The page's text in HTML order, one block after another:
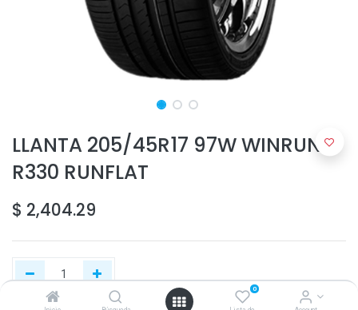
0
LLANTA 205/45R17 97W WINRUN
R330 RUNFLAT
$ 2,404.29